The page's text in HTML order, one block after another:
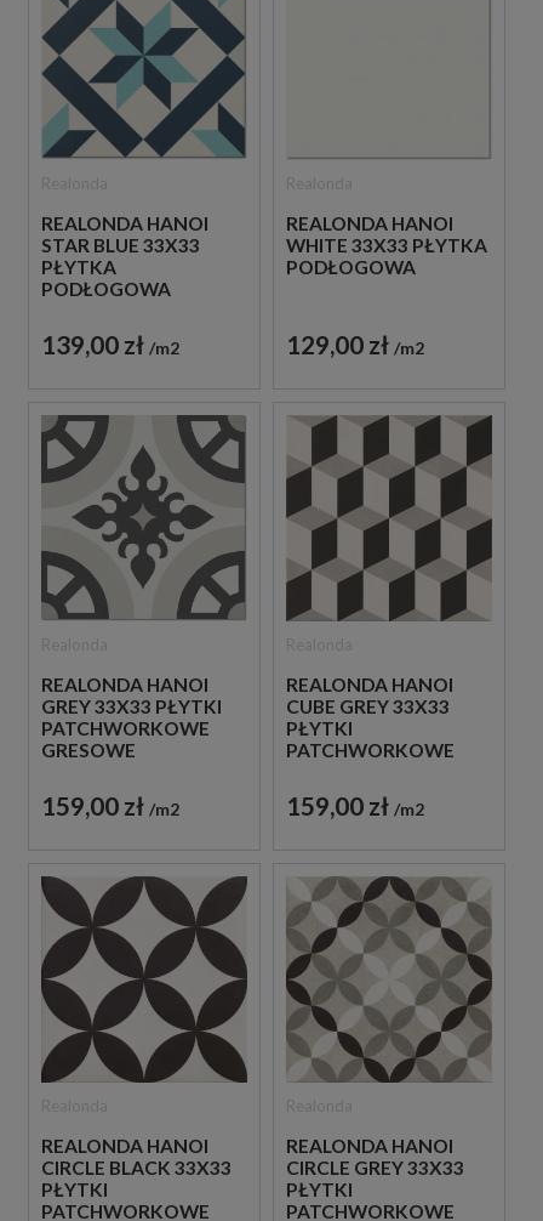
REALONDA HANOI
STAR BLUE 33X33
PŁYTKA
PODŁOGOWA
139,00 zł m2
REALONDA HANOI
WHITE 33X33 PŁYTKA
PODŁOGOWA
129,00 zł m2
REALONDA HANOI
GREY 33X33 PŁYTKI
PATCHWORKOWE
GRESOWE
159,00 zł m2
REALONDA HANOI
CUBE GREY 33X33
PŁYTKI
PATCHWORKOWE
159,00 zł m2
REALONDA HANOI
CIRCLE BLACK 33X33
PŁYTKI
PATCHWORKOWE
REALONDA HANOI
CIRCLE GREY 33X33
PŁYTKI
PATCHWORKOWE